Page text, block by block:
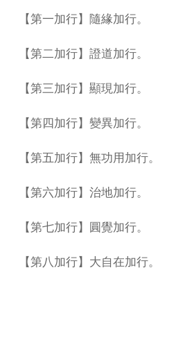
【第一加行】隨緣加行。
【第二加行】證道加行。
【第三加行】顯現加行。
【第四加行】變異加行。
【第五加行】無功用加行。
【第六加行】治地加行。
【第七加行】圓覺加行。
【第八加行】大自在加行。